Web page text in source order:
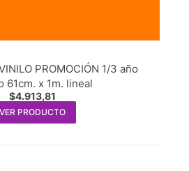
PROMOCIÓN 1/3 año
61cm. x 1m. lineal
$4.913,81
VER PRODUCTO